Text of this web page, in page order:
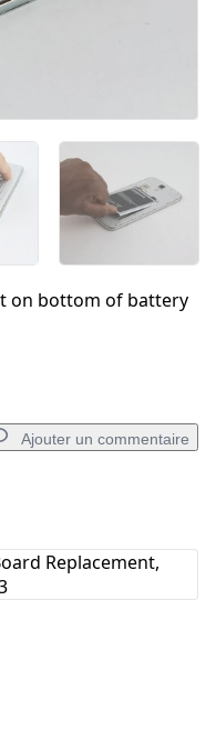
on bottom of battery
Ajouter un commentaire